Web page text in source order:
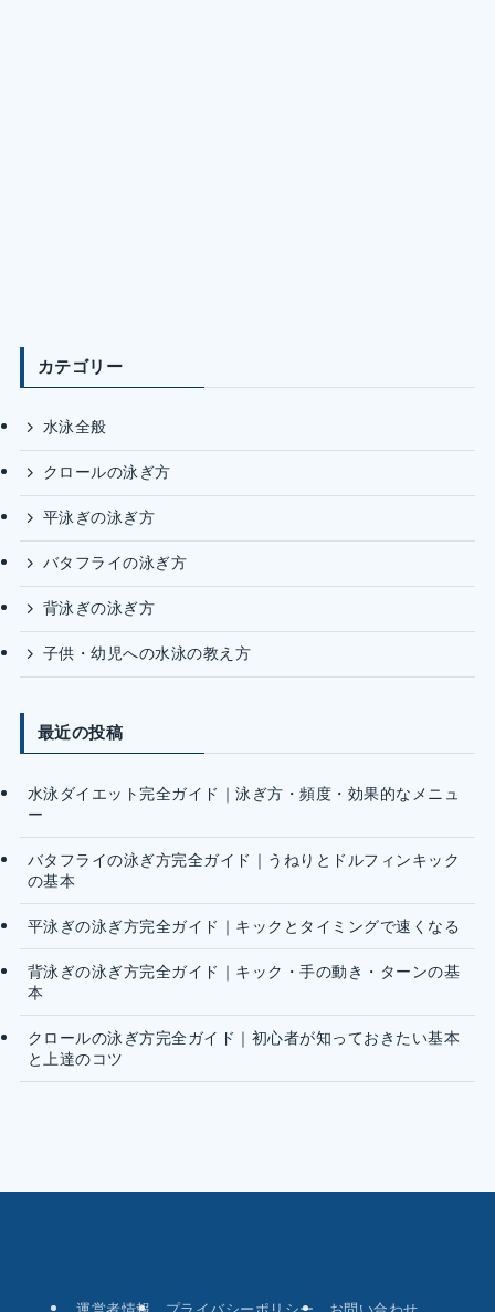
カテゴリー
水泳全般
クロールの泳ぎ方
平泳ぎの泳ぎ方
バタフライの泳ぎ方
背泳ぎの泳ぎ方
子供・幼児への水泳の教え方
最近の投稿
水泳ダイエット完全ガイド｜泳ぎ方・頻度・効果的なメニュ
ー
バタフライの泳ぎ方完全ガイド｜うねりとドルフィンキック
の基本
平泳ぎの泳ぎ方完全ガイド｜キックとタイミングで速くなる
背泳ぎの泳ぎ方完全ガイド｜キック・手の動き・ターンの基
本
クロールの泳ぎ方完全ガイド｜初心者が知っておきたい基本
と上達のコツ